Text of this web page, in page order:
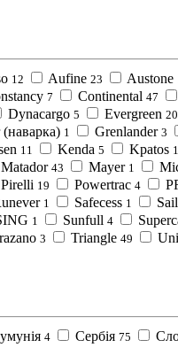
12 Aufine 23 Austone
7 Continental 47
Dynacargo 5 Evergreen 20
1 Grenlander 3
11 Kenda 5 Kpatos
Matador 43 Mayer 1
Pirelli 19 Powertrac 4
1 Safecess 1
1 Sunfull 4
3 Triangle 49
4 Сербія 75